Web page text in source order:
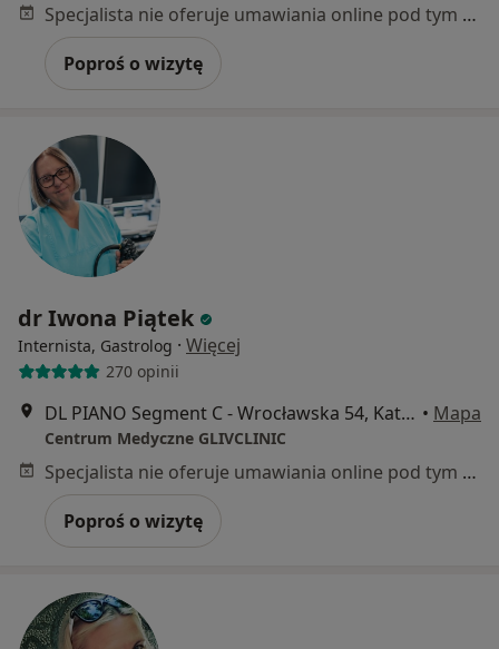
Specjalista nie oferuje umawiania online pod tym adresem.
Poproś o wizytę
dr Iwona Piątek
Internista, Gastrolog · Więcej
270 opinii
DL PIANO Segment C - Wrocławska 54, Katowice • Mapa
Centrum Medyczne GLIVCLINIC
Specjalista nie oferuje umawiania online pod tym adresem.
Poproś o wizytę